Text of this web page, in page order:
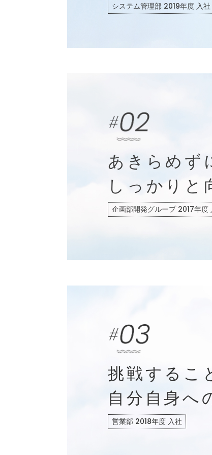
システム管理部 2019年度 入社
あきらめず
しっかりと
企画部開発グループ 2017年度
挑戦するこ
自分自身へ
営業部 2018年度 入社